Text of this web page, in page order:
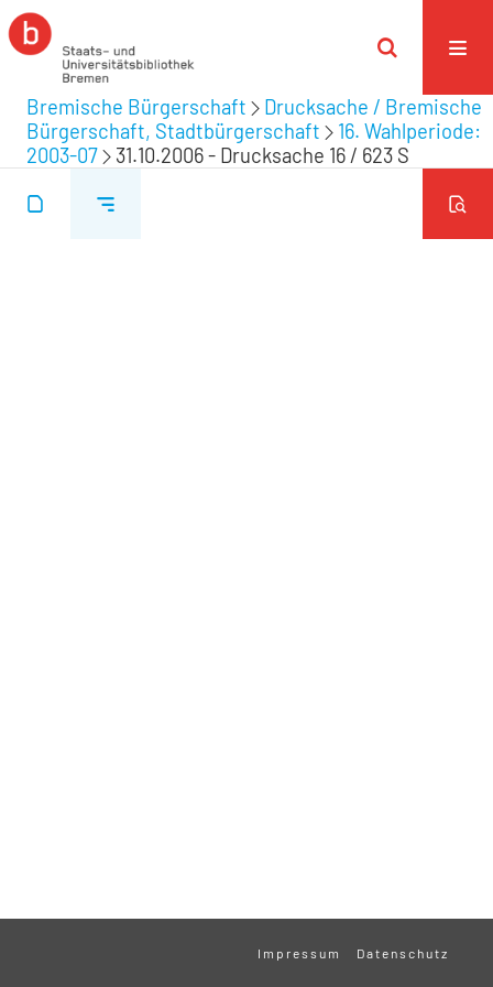
Bremische Bürgerschaft
Drucksache / Bremische
Bürgerschaft, Stadtbürgerschaft
16. Wahlperiode:
2003-07
31.10.2006 - Drucksache 16 / 623 S
Impressum Datenschutz